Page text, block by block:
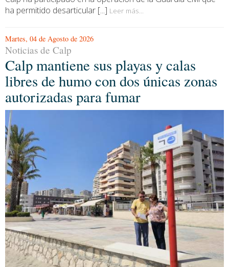
ha permitido desarticular [...] Leer más...
Martes, 04 de Agosto de 2026
Noticias de Calp
Calp mantiene sus playas y calas
libres de humo con dos únicas zonas
autorizadas para fumar